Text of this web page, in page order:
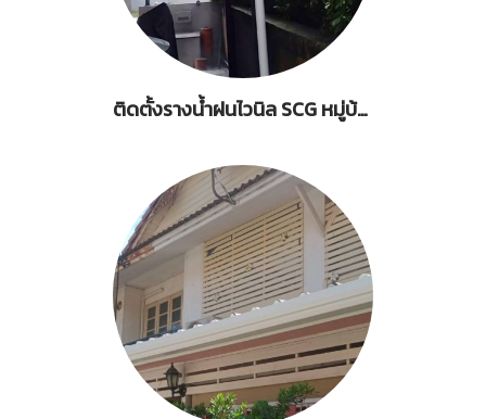
ติดตั้งรางน้ำฝนไวนิล SCG หมู่บ้านคาซ่าเลเจ้น เกษตรนวมินทร์